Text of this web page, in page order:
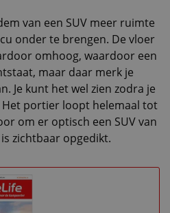
van een SUV meer ruimte
onder te brengen. De vloer
omhoog, waardoor een
maar daar merk je
Je kunt het wel zien zodra je
portier loopt helemaal tot
om er optisch een SUV van
zichtbaar opgedikt.